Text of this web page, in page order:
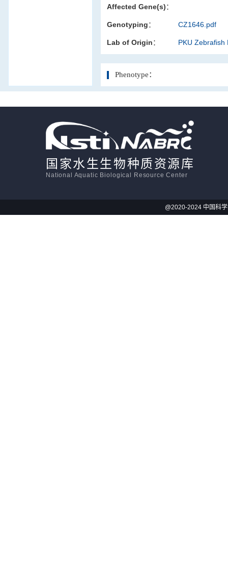
Affected Gene(s)：
Genotyping： CZ1646.pdf
Lab of Origin： PKU
Phenotype：
国家水生生物种质资源库
National Aquatic Biological Resource Center
@2020-2024 中国科